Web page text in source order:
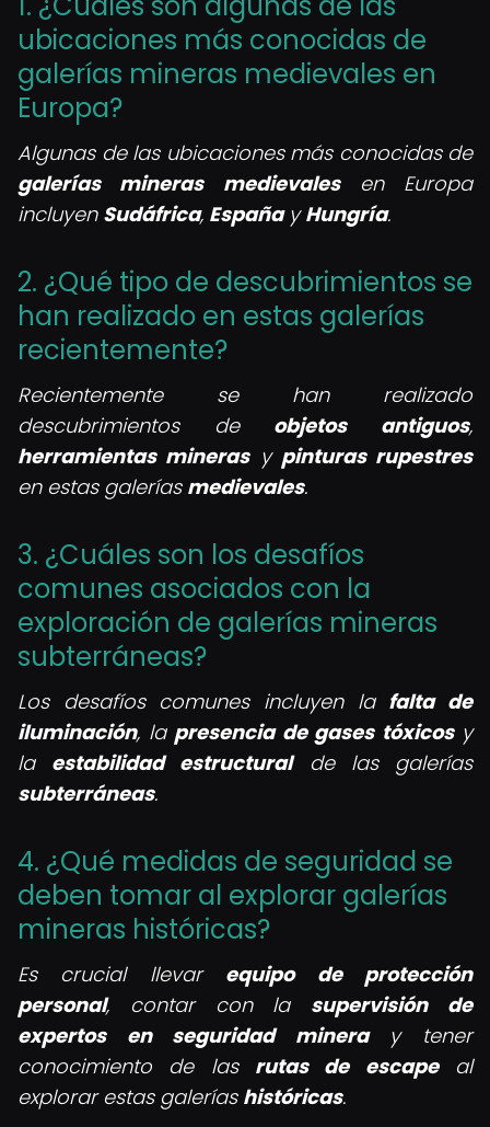
ubicaciones más conocidas de
galerías mineras medievales en
Europa?
Algunas de las ubicaciones más conocidas de
galerías mineras medievalesen Europa
incluyen Sudáfrica, EspañayHungría.
2. ¿Qué tipo de descubrimientos se
han realizado en estas galerías
recientemente?
Recientemente se han realizado
descubrimientos de objetos antiguos,
herramientas minerasy pinturas rupestres
en estas galerías medievales.
3. ¿Cuáles son los desafíos
comunes asociados con la
exploración de galerías mineras
subterráneas?
Los desafíos comunes incluyen la falta de
iluminación, la presencia de gases tóxicosy
la estabilidad estructuralde las galerías
subterráneas.
4. ¿Qué medidas de seguridad se
deben tomar al explorar galerías
mineras históricas?
Es crucial llevar equipo de protección
personal, contar con la supervisión de
expertos en seguridad mineray tener
conocimiento de las rutas de escapeal
explorar estas galerías históricas.